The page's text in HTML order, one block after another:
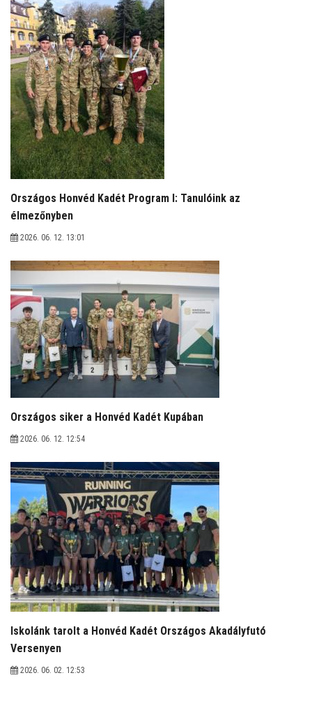
Országos Honvéd Kadét Program I: Tanulóink az
élmezőnyben
2026. 06. 12. 13:01
Országos siker a Honvéd Kadét Kupában
2026. 06. 12. 12:54
Iskolánk tarolt a Honvéd Kadét Országos Akadályfutó
Versenyen
2026. 06. 02. 12:53